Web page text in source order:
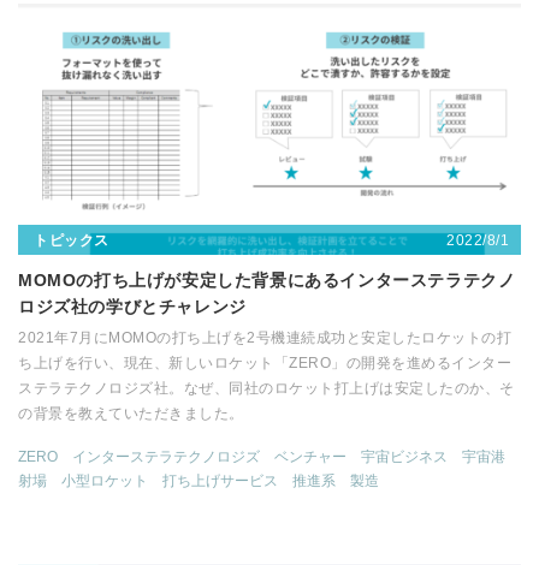
トピックス 2022/8/1
MOMOの打ち上げが安定した背景にあるインターステラテクノ
ロジズ社の学びとチャレンジ
2021年7月にMOMOの打ち上げを2号機連続成功と安定したロケットの打
ち上げを行い、現在、新しいロケット「ZERO」の開発を進めるインター
ステラテクノロジズ社。なぜ、同社のロケット打上げは安定したのか、そ
の背景を教えていただきました。
ZERO インターステラテクノロジズ ベンチャー 宇宙ビジネス
宇宙港
射場
小型ロケット 打ち上げサービス 推進系 製造